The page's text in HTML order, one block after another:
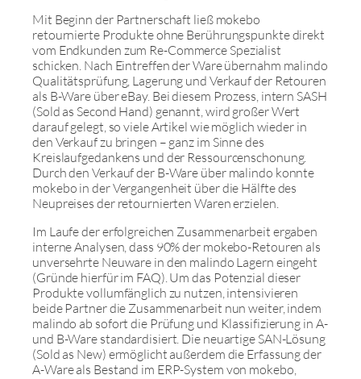
Mit Beginn der Partnerschaft ließ mokebo
retournierte Produkte ohne Berührungspunkte direkt
vom Endkunden zum Re-Commerce Spezialist
schicken. Nach Eintreffen der Ware übernahm malindo
Qualitätsprüfung, Lagerung und Verkauf der Retouren
als B-Ware über eBay. Bei diesem Prozess, intern SASH
(Sold as Second Hand) genannt, wird großer Wert
darauf gelegt, so viele Artikel wie möglich wieder in
den Verkauf zu bringen – ganz im Sinne des
Kreislaufgedankens und der Ressourcenschonung.
Durch den Verkauf der B-Ware über malindo konnte
mokebo in der Vergangenheit über die Hälfte des
Neupreises der retournierten Waren erzielen.
Im Laufe der erfolgreichen Zusammenarbeit ergaben
interne Analysen, dass 90% der mokebo-Retouren als
unversehrte Neuware in den malindo Lagern eingeht
(Gründe hierfür im FAQ). Um das Potenzial dieser
Produkte vollumfänglich zu nutzen, intensivieren
beide Partner die Zusammenarbeit nun weiter, indem
malindo ab sofort die Prüfung und Klassifizierung in A-
und B-Ware standardisiert. Die neuartige SAN-Lösung
(Sold as New) ermöglicht außerdem die Erfassung der
A-Ware als Bestand im ERP-System von mokebo,